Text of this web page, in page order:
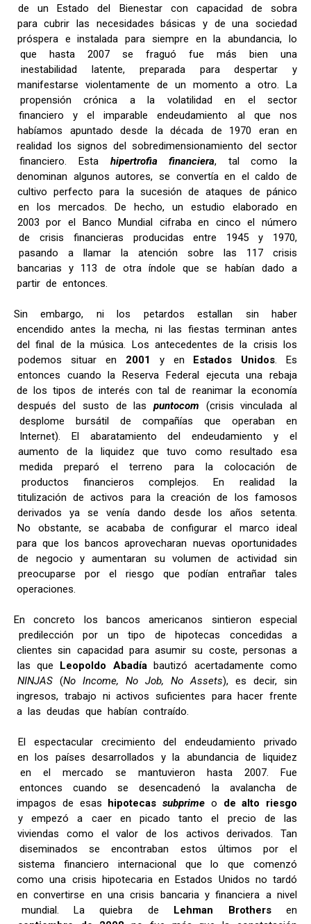
de un Estado del Bienestar con capacidad de sobra
para cubrir las necesidades básicas y de una sociedad
próspera e instalada para siempre en la abundancia, lo
que hasta 2007 se fraguó fue más bien una
inestabilidad latente, preparada para despertar y
manifestarse violentamente de un momento a otro. La
propensión crónica a la volatilidad en el sector
financiero y el imparable endeudamiento al que nos
habíamos apuntado desde la década de 1970 eran en
realidad los signos del sobredimensionamiento del sector
financiero. Esta hipertrofia financiera, tal como la
denominan algunos autores, se convertía en el caldo de
cultivo perfecto para la sucesión de ataques de pánico
en los mercados. De hecho, un estudio elaborado en
2003 por el Banco Mundial cifraba en cinco el número
de crisis financieras producidas entre 1945 y 1970,
pasando a llamar la atención sobre las 117 crisis
bancarias y 113 de otra índole que se habían dado a
partir de entonces.
Sin embargo, ni los petardos estallan sin haber
encendido antes la mecha, ni las fiestas terminan antes
del final de la música. Los antecedentes de la crisis los
podemos situar en 2001 y en Estados Unidos. Es
entonces cuando la Reserva Federal ejecuta una rebaja
de los tipos de interés con tal de reanimar la economía
después del susto de laspuntocom (crisis vinculada al
desplome bursátil de compañías que operaban en
Internet). El abaratamiento del endeudamiento y el
aumento de la liquidez que tuvo como resultado esa
medida preparó el terreno para la colocación de
productos financieros complejos. En realidad la
titulización de activos para la creación de los famosos
derivados ya se venía dando desde los años setenta.
No obstante, se acababa de configurar el marco ideal
para que los bancos aprovecharan nuevas oportunidades
de negocio y aumentaran su volumen de actividad sin
preocuparse por el riesgo que podían entrañar tales
operaciones.
En concreto los bancos americanos sintieron especial
predilección por un tipo de hipotecas concedidas a
clientes sin capacidad para asumir su coste, personas a
las que Leopoldo Abadíabautizó acertadamente como
NINJAS (No Income, No Job, No Assets), es decir, sin
ingresos, trabajo ni activos suficientes para hacer frente
a las deudas que habían contraído.
El espectacular crecimiento del endeudamiento privado
en los países desarrollados y la abundancia de liquidez
en el mercado se mantuvieron hasta 2007. Fue
entonces cuando se desencadenó la avalancha de
impagos de esas hipotecassubprime o de alto riesgo
y empezó a caer en picado tanto el precio de las
viviendas como el valor de los activos derivados. Tan
diseminados se encontraban estos últimos por el
sistema financiero internacional que lo que comenzó
como una crisis hipotecaria en Estados Unidos no tardó
en convertirse en una crisis bancaria y financiera a nivel
mundial. La quiebra de Lehman Brothersen